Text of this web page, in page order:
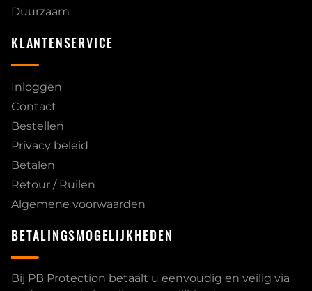
Duurzaam
KLANTENSERVICE
Inloggen
Contact
Bestellen
Privacy beleid
Betalen
Retour / Ruilen
Algemene voorwaarden
BETALINGSMOGELIJKHEDEN
Bij PB Protection betaalt u eenvoudig en veilig via